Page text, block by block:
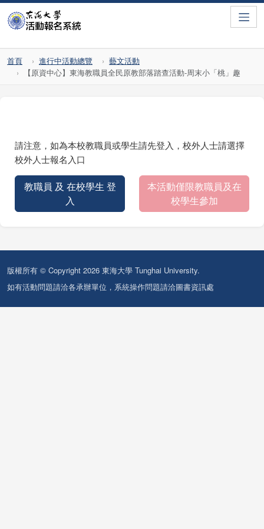
首頁 進行中活動總覽
藝文活動
【原資中心】東海教職員全民原教部落踏查活動-周末小「桃」趣
請注意，如為本校教職員或學生請先登入，校外人士請選擇
校外人士報名入口
教職員 及 在校學生 登
入
本活動僅限教職員及在
校學生參加
版權所有 © Copyright 2026 東海大學 Tunghai University.
如有活動問題請洽各承辦單位，系統操作問題請洽圖書資訊處